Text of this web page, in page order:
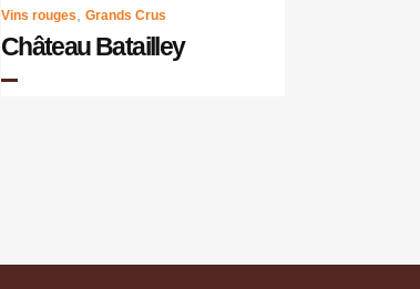
Vins rouges, Grands Crus
Château Batailley